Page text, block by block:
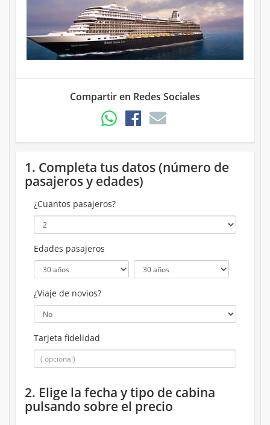
Compartir en Redes Sociales
1. Completa tus datos (número de
pasajeros y edades)
¿Cuantos pasajeros?
Edades pasajeros
¿Viaje de novios?
Tarjeta fidelidad
2. Elige la fecha y tipo de cabina
pulsando sobre el precio